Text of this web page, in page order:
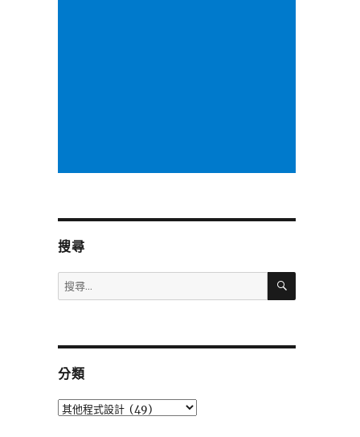
搜尋
搜
尋
字:
搜
分類
分